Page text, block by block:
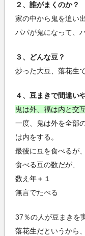
２、誰がまくのか？
家の中から鬼を追い
パパが鬼になって、
３、どんな豆？
炒った大豆、落花生
４、豆まきで間違い
鬼は外、福は内と交
一度、鬼は外を全部
は内をする。
最後に豆を食べるが
食べる豆の数だが、
数え年＋１
無言でたべる
37％の人が豆まきを
落花生だというから